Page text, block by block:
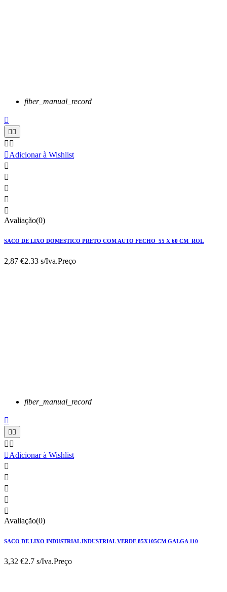
fiber_manual_record


 
Adicionar à Wishlist





Avaliação(0)
SACO DE LIXO DOMESTICO PRETO COM AUTO FECHO 55 X 60 CM ROL
2,87 €2.33 s/Iva.Preço
fiber_manual_record


 
Adicionar à Wishlist





Avaliação(0)
SACO DE LIXO INDUSTRIAL INDUSTRIAL VERDE 85X105CM GALGA 110
3,32 €2.7 s/Iva.Preço